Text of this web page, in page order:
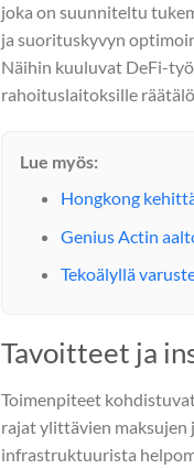
joka on suunniteltu
ja suorituskyvyn
Näihin kuuluvat DeFi-
rahoituslaitoksille
Lue myös:
Hongkong
Genius Actin
Tekoälyllä
Tavoitteet ja
Toimenpiteet
rajat ylittävien maksujen
infrastruktuurista